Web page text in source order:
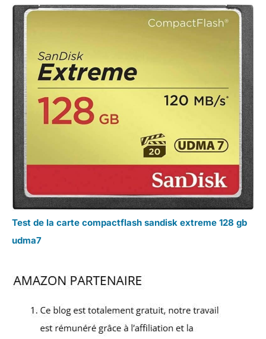
Test de la carte compactflash sandisk extreme 128 gb
udma7